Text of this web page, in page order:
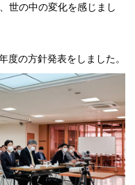
世の中の変化を感じまし
度の方針発表をしました。